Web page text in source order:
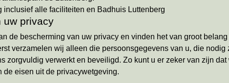
inclusief alle faciliteiten en Badhuis Luttenberg
uw privacy
de bescherming van uw privacy en vinden het van groot
verzamelen wij alleen die persoonsgegevens van u, die
zorgvuldig verwerkt en beveiligd. Zo kunt u er zeker van zijn
de eisen uit de privacywetgeving.